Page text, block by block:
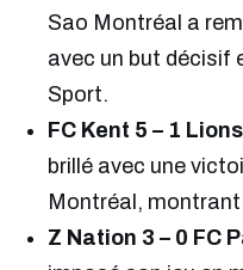
Sao Montréal a
avec un but décisif
Sport.
FC Kent 5 – 1
brillé avec une
Montréal,
Z Nation 3 – 0 FC